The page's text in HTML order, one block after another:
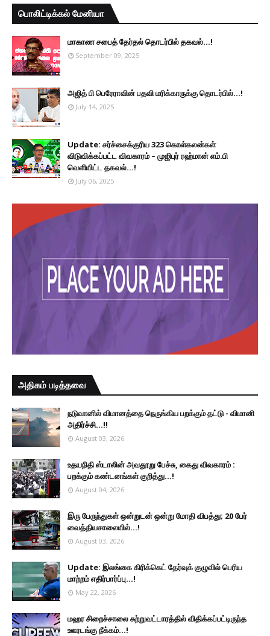
பொலிட்டிக்கல் மேனியா
மாகாண சபைத் தேர்தல் தொடர்பில் தகவல்...!
September 09, 2025
அஜித் பி பெரேராவின் பதவி மரிக்காருக்கு தொடர்பில்...!
July 14, 2025
Update: சர்ச்சைக்குரிய 323 கொள்கலன்கள்
விடுவிக்கப்பட்ட விவகாரம் – முஜிபுர் ரஹ்மான் எம்.பி
வெளியிட்ட தகவல்...!
July 06, 2025
அதிகம் படித்தவை
நடுவானில் விமானத்தை நெருங்கிய பறக்கும் தட்டு - விமானி
அதிர்ச்சி...!!
August 03, 2026
உதயநிதி ஸ்டாலின் அவதூறு பேச்சு, கைது விவகாரம் :
பறக்கும் கண்டனங்கள் குறித்து...!
August 04, 2026
இரு ப‍ேருந்துகள் ஒன்றுடன் ஒன்று மோதி விபத்து; 20 பேர்
வைத்தியசாலையில்...!
August 03, 2026
Update: இலங்கை கிரிக்கெட் தேர்வுக் குழுவில் பெரிய
மாற்றம் எதிர்பார்ப்பு...!
May 22, 2026
மஹர சிறைச்சாலை சுற்றுவட்டாரத்தில் விதிக்கப்பட்டிருந்த
ஊரடங்கு நீக்கம்...!